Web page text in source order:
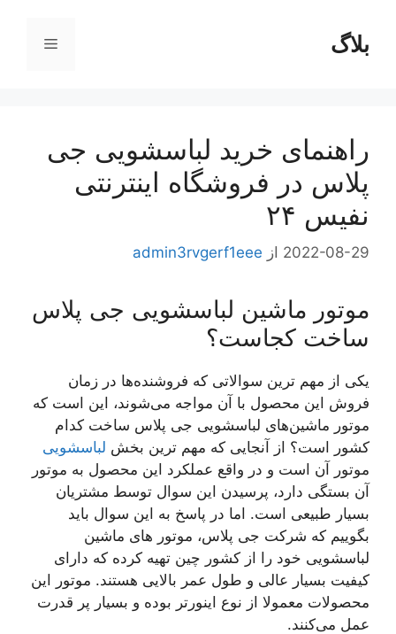
محتوابلاگ فهرست
راهنمای خرید لباسشویی جی
پلاس در فروشگاه اینترنتی
نفیس ۲۴
2022-08-29 از admin3rvgerf1eee
موتور ماشین لباسشویی جی پلاس
ساخت کجاست؟
یکی از مهم ترین سوالاتی که فروشنده‌ها در زمان
فروش این محصول با آن مواجه می‌شوند، این است که
موتور ماشین‌های لباسشویی جی پلاس ساخت کدام
کشور است؟ از آنجایی که مهم ترین بخش لباسشویی
موتور آن است و در واقع عملکرد این محصول به موتور
آن بستگی دارد، پرسیدن این سوال توسط مشتریان
بسیار طبیعی است. اما در پاسخ به این سوال باید
بگوییم که شرکت جی پلاس، موتور های ماشین
لباسشویی خود را از کشور چین تهیه کرده که دارای
کیفیت بسیار عالی و طول عمر بالایی هستند. موتور این
محصولات معمولا از نوع اینورتر بوده و بسیار پر قدرت
عمل می‌کنند.